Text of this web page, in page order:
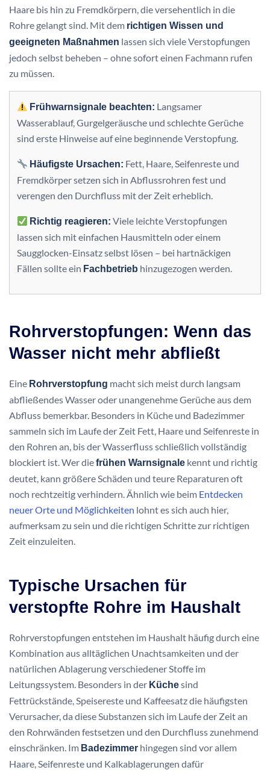
Haare bis hin zu Fremdkörpern, die versehentlich in die
Rohre gelangt sind. Mit dem richtigen Wissen und
geeigneten Maßnahmen lassen sich viele Verstopfungen
jedoch selbst beheben – ohne sofort einen Fachmann rufen
zu müssen.
Frühwarnsignale beachten: Langsamer
Wasserablauf, Gurgelgeräusche und schlechte Gerüche
sind erste Hinweise auf eine beginnende Verstopfung.
Häufigste Ursachen: Fett, Haare, Seifenreste und
Fremdkörper setzen sich in Abflussrohren fest und
verengen den Durchfluss mit der Zeit erheblich.
Richtig reagieren: Viele leichte Verstopfungen
lassen sich mit einfachen Hausmitteln oder einem
Saugglocken-Einsatz selbst lösen – bei hartnäckigen
Fällen sollte ein Fachbetrieb hinzugezogen werden.
Rohrverstopfungen: Wenn das
Wasser nicht mehr abfließt
Eine Rohrverstopfung macht sich meist durch langsam
abfließendes Wasser oder unangenehme Gerüche aus dem
Abfluss bemerkbar. Besonders in Küche und Badezimmer
sammeln sich im Laufe der Zeit Fett, Haare und Seifenreste in
den Rohren an, bis der Wasserfluss schließlich vollständig
blockiert ist. Wer diefrühen Warnsignale kennt und richtig
deutet, kann größere Schäden und teure Reparaturen oft
noch rechtzeitig verhindern. Ähnlich wie beim Entdecken
neuer Orte und Möglichkeiten lohnt es sich auch hier,
aufmerksam zu sein und die richtigen Schritte zur richtigen
Zeit einzuleiten.
Typische Ursachen für
verstopfte Rohre im Haushalt
Rohrverstopfungen entstehen im Haushalt häufig durch eine
Kombination aus alltäglichen Unachtsamkeiten und der
natürlichen Ablagerung verschiedener Stoffe im
Leitungssystem. Besonders in der Küchesind
Fettrückstände, Speisereste und Kaffeesatz die häufigsten
Verursacher, da diese Substanzen sich im Laufe der Zeit an
den Rohrwänden festsetzen und den Durchfluss zunehmend
einschränken. Im Badezimmer hingegen sind vor allem
Haare, Seifenreste und Kalkablagerungen dafür